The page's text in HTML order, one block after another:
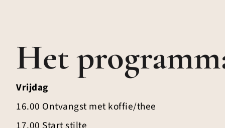
Het
Vrijdag
16.00 Ontvangst met koffie/thee